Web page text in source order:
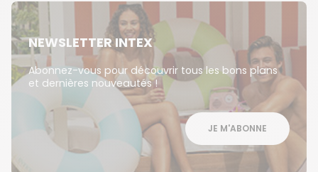
NEWSLETTER INTEX
Abonnez-vous pour découvrir tous les bons plans
et dernières nouveautés !
JE M'ABONNE